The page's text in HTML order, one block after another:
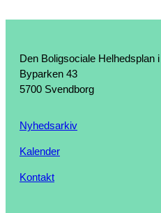
Den Boligsociale Helhedsplan
Byparken 43
5700 Svendborg
Nyhedsarkiv
Kalender
Kontakt